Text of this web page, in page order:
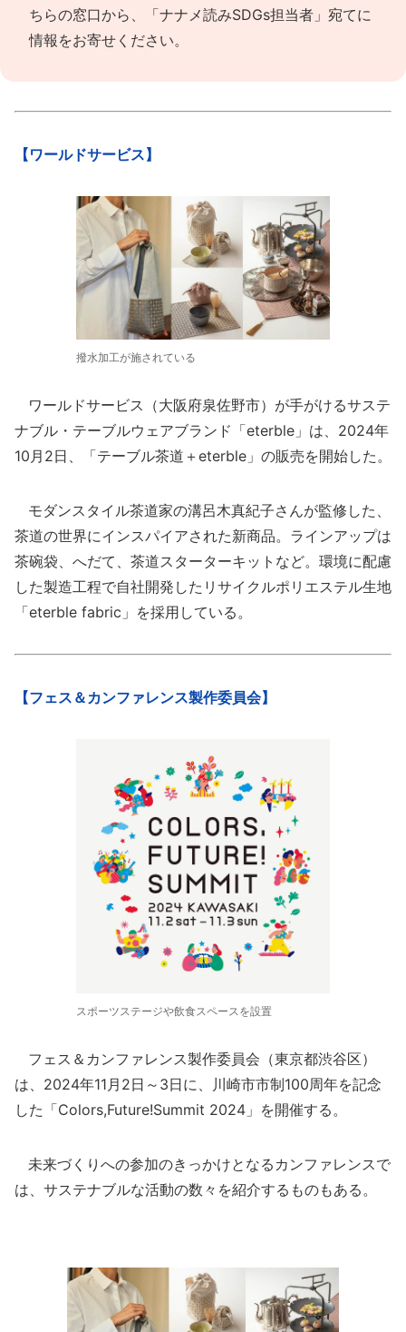
ちらの窓口から、「ナナメ読みSDGs担当者」宛てに
情報をお寄せください。
【ワールドサービス】
撥水加工が施されている
ワールドサービス（大阪府泉佐野市）が手がけるサステ
ナブル・テーブルウェアブランド「eterble」は、2024年
10月2日、「テーブル茶道＋eterble」の販売を開始した。
モダンスタイル茶道家の溝呂木真紀子さんが監修した、
茶道の世界にインスパイアされた新商品。ラインアップは
茶碗袋、へだて、茶道スターターキットなど。環境に配慮
した製造工程で自社開発したリサイクルポリエステル生地
「eterble fabric」を採用している。
【フェス＆カンファレンス製作委員会】
スポーツステージや飲食スペースを設置
フェス＆カンファレンス製作委員会（東京都渋谷区）
は、2024年11月2日～3日に、川崎市市制100周年を記念
した「Colors,Future!Summit 2024」を開催する。
未来づくりへの参加のきっかけとなるカンファレンスで
は、サステナブルな活動の数々を紹介するものもある。